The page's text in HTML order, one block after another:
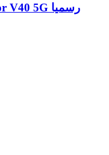
تعرف علي سعر ومواصفات Honor V40 5G رسميا